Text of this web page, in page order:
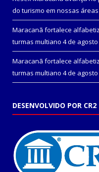
do turismo em nossas
Maracanã fortalece
turmas multiano 4 de
Maracanã fortalece
turmas multiano 4 de
DESENVOLVIDO POR CR2